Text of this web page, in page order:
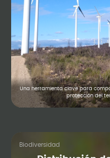
Una herramienta clave para
protección del
Biodiversidad